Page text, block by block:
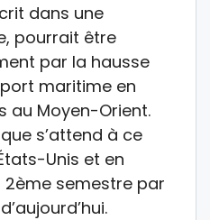
dans une
pourrait être
par la hausse
maritime en
au Moyen-Orient.
s’attend à ce
Unis et en
2ème semestre par